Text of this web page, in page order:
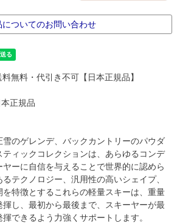
についてのお問い合わせ
無料・代引き不可【日本正規品】
正規品
雪のゲレンデ、バックカントリーのパウダ
ィックコレクションは、あらゆるコンデ
ヤーに自信を与えることで世界的に認めら
テクノロジー、汎用性の高いシェイプ、
特徴とするこれらの軽量スキーは、重量
し、最初から最後まで、スキーヤーが最
できるよう力強くサポートします。